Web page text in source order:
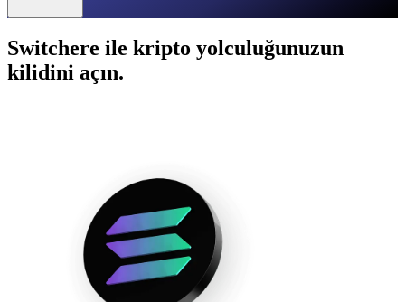
Switchere ile kripto yolculuğunuzun
kilidini açın.